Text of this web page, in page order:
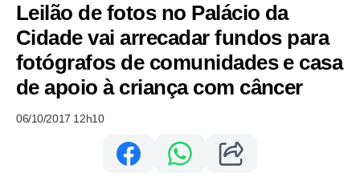
câncer
Leilão de fotos no Palácio da
Cidade vai arrecadar fundos para
fotógrafos de comunidades e casa
de apoio à criança com câncer
06/10/2017 12h10